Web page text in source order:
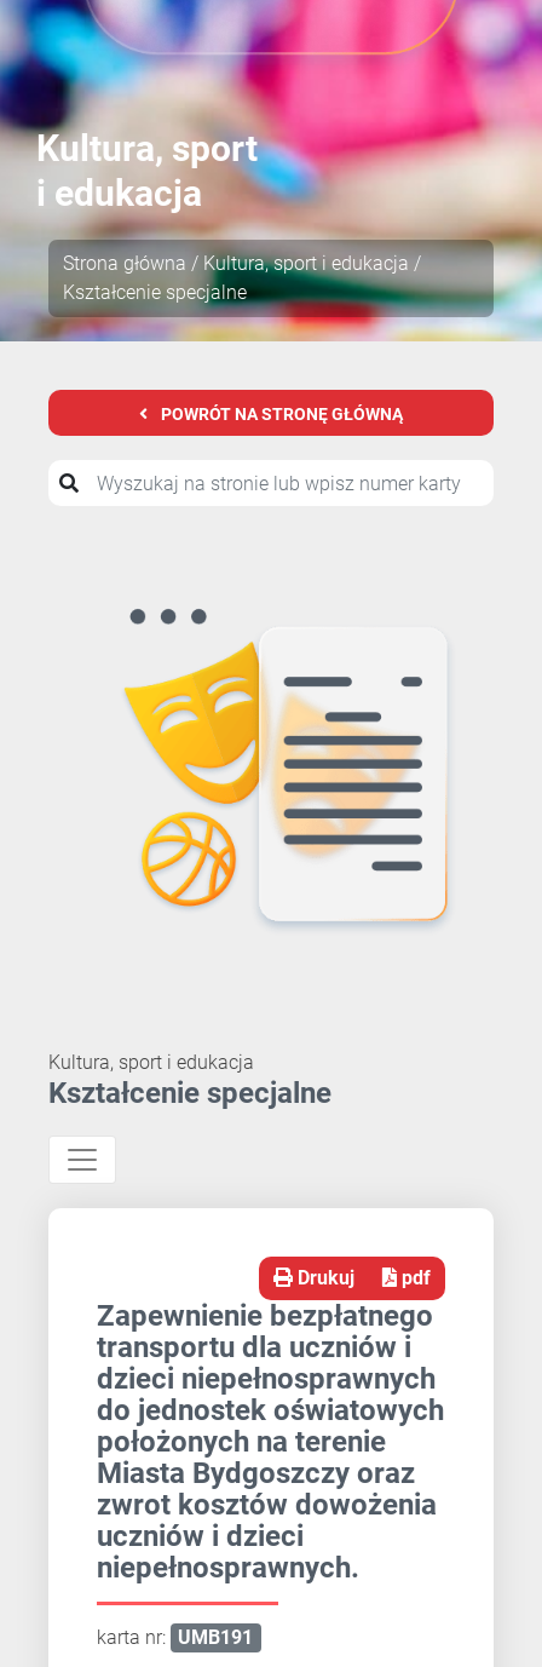
Kultura, sport
i edukacja
Strona główna / Kultura, sport i edukacja /
Kształcenie specjalne
POWRÓT NA STRONĘ GŁÓWNĄ
Kultura, sport i edukacja
Kształcenie specjalne
Drukuj pdf
Zapewnienie bezpłatnego
transportu dla uczniów i
dzieci niepełnosprawnych
do jednostek oświatowych
położonych na terenie
Miasta Bydgoszczy oraz
zwrot kosztów dowożenia
uczniów i dzieci
niepełnosprawnych.
karta nr: UMB191